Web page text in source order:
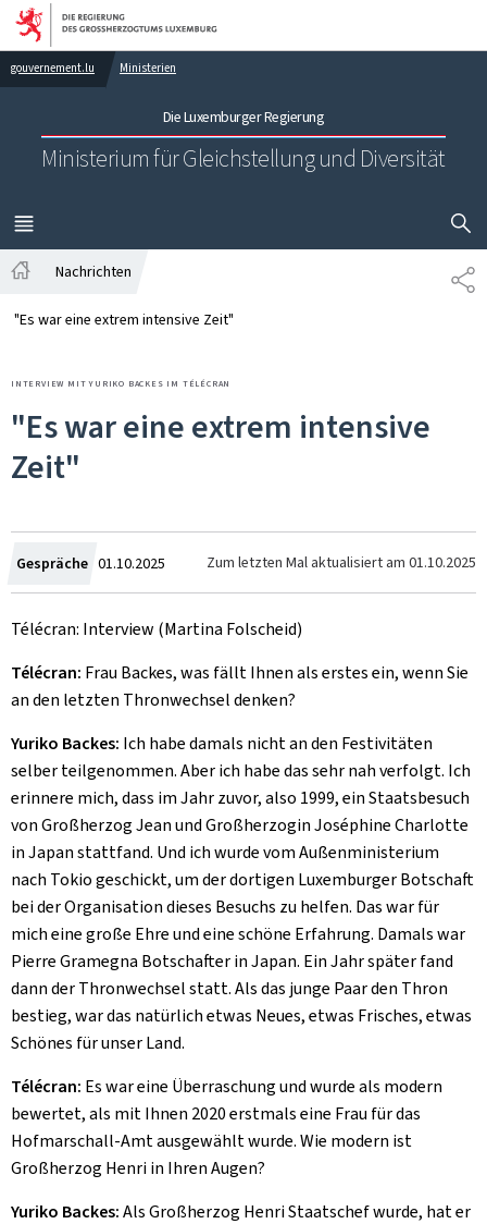
Zur Hauptnavigation
Zum Inhalt
gouvernement.lu Ministerien
Die Luxemburger Regierung
Ministerium für Gleichstellung und Diversität
MENÜ
HAUPT-
Nachrichten
"Es war eine extrem intensive Zeit"
"Es war eine extrem intensive
Zeit"
INTERVIEW MIT YURIKO BACKES IM TÉLÉCRAN
Gespräche Zum
01.10.2025 Zum letzten Mal aktualisiert am 01.10.2025
Télécran: Interview (Martina Folscheid)
Télécran: Frau Backes, was fällt Ihnen als erstes ein, wenn Sie
an den letzten Thronwechsel denken?
Yuriko Backes: Ich habe damals nicht an den Festivitäten
selber teilgenommen. Aber ich habe das sehr nah verfolgt. Ich
erinnere mich, dass im Jahr zuvor, also 1999, ein Staatsbesuch
von Großherzog Jean und Großherzogin Joséphine Charlotte
in Japan stattfand. Und ich wurde vom Außenministerium
nach Tokio geschickt, um der dortigen Luxemburger Botschaft
bei der Organisation dieses Besuchs zu helfen. Das war für
mich eine große Ehre und eine schöne Erfahrung. Damals war
Pierre Gramegna Botschafter in Japan. Ein Jahr später fand
dann der Thronwechsel statt. Als das junge Paar den Thron
bestieg, war das natürlich etwas Neues, etwas Frisches, etwas
Schönes für unser Land.
Télécran: Es war eine Überraschung und wurde als modern
bewertet, als mit Ihnen 2020 erstmals eine Frau für das
Hofmarschall-Amt ausgewählt wurde. Wie modern ist
Großherzog Henri in Ihren Augen?
Yuriko Backes:Als Großherzog Henri Staatschef wurde, hat er